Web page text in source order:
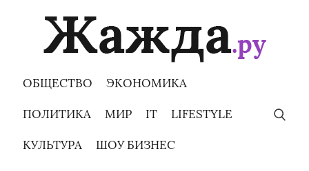
ОБЩЕСТВО ЭКОНОМИКА
ПОЛИТИКА МИР IT LIFESTYLE
КУЛЬТУРА ШОУ БИЗНЕС